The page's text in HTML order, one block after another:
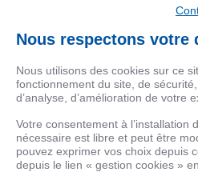
MENTIONS
Données
Nous respectons votre
Nous utilisons des cookies sur ce
fonctionnement du site, de sécurité,
d’analyse, d’amélioration de votre
Votre consentement à l’installation
nécessaire est libre et peut être
pouvez exprimer vos choix depuis
depuis le lien « gestion cookies »